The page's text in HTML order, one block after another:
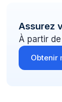
Assurez
À partir
Obtenir